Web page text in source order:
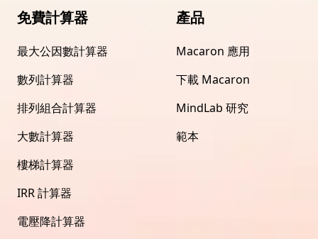
免費計算器
最大公因數計算器
數列計算器
排列組合計算器
大數計算器
樓梯計算器
IRR 計算器
電壓降計算器
產品
Macaron 應用
下載 Macaron
MindLab 研究
範本